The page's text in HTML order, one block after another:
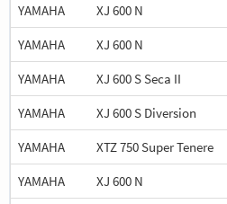
YAMAHA
XJ 600 N
YAMAHA
XJ 600 N
YAMAHA
XJ 600 S Seca II
YAMAHA
XJ 600 S Diversion
YAMAHA
XTZ 750 Super Tenere
YAMAHA
XJ 600 N